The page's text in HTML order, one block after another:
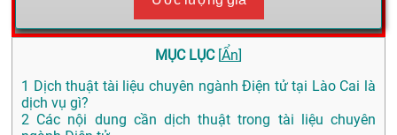
MỤC LỤC [Ẩn]
1 Dịch thuật tài liệu chuyên ngành Điện tử tại Lào Cai là
dịch vụ gì?
2 Các nội dung cần dịch thuật trong tài liệu chuyên